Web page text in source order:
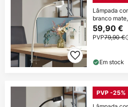
Lâmpada
branco
59,90 €
PVP79,90 €
Em stock
PVP -25%